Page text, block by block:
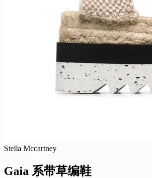
Stella Mccartney
Gaia 系带草编鞋